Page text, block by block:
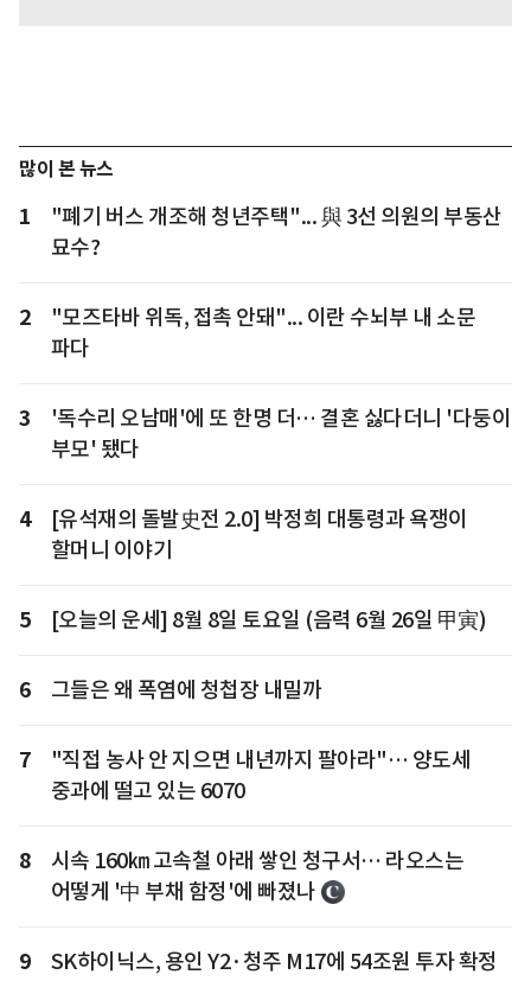
많이 본 뉴스
1
"폐기 버스 개조해 청년주택"... 與 3선 의원의 부동산
묘수?
2
"모즈타바 위독, 접촉 안돼"... 이란 수뇌부 내 소문
파다
3
'독수리 오남매'에 또 한명 더… 결혼 싫다더니 '다둥이
부모' 됐다
4
[유석재의 돌발史전 2.0] 박정희 대통령과 욕쟁이
할머니 이야기
5 [오늘의 운세] 8월 8일 토요일 (음력 6월 26일 甲寅)
6 그들은 왜 폭염에 청첩장 내밀까
7
"직접 농사 안 지으면 내년까지 팔아라"… 양도세
중과에 떨고 있는 6070
8
시속 160㎞ 고속철 아래 쌓인 청구서… 라오스는
어떻게 '中 부채 함정'에 빠졌나
9 SK하이닉스, 용인 Y2·청주 M17에 54조원 투자 확정